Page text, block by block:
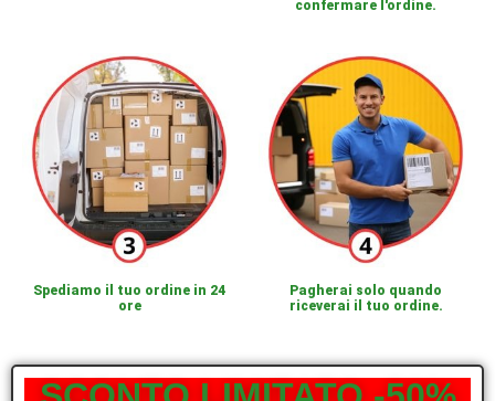
confermare l'ordine.
Spediamo il tuo ordine in 24
ore
Pagherai solo quando
riceverai il tuo ordine.